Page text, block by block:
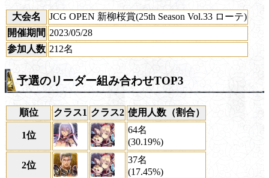
大会名
JCG OPEN 新柳桜賞(25th Season Vol.33 ローテ)
開催期間 2023/05/28
参加人数 212名
予選のリーダー組み合わせTOP3
順位 クラス1 クラス2 使用人数（割合）
1位
64名
(30.19%)
2位
37名
(17.45%)